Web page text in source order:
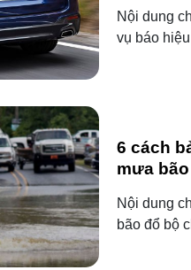
Nội dung
vụ báo
6 cách
mưa bão
Nội dung
bão đổ bộ